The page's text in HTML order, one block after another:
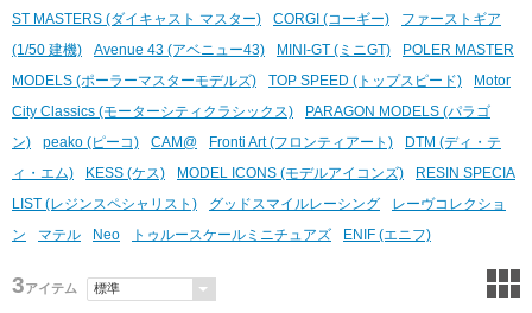
ST MASTERS (ダイキャスト マスター)
CORGI (コーギー)
ファーストギア
(1/50 建機)
Avenue 43 (アベニュー43) MINI-GT (ミニGT)
POLER MASTER
MODELS (ポーラーマスターモデルズ)
TOP SPEED (トップスピード)
Motor
City Classics (モーターシティクラシックス)
PARAGON MODELS (パラゴ
ン)
peako (ピーコ) CAM@ Fronti Art (フロンティアート)
DTM (ディ・テ
ィ・エム)
KESS (ケス) MODEL ICONS (モデルアイコンズ)
RESIN SPECIA
LIST (レジンスペシャリスト)
グッドスマイルレーシング
レーヴコレクショ
ン
マテル Neo トゥルースケールミニチュアズ ENIF (エニフ)
3アイテム